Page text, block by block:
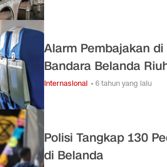
Alarm Pembajakan
Bandara Belanda
Internasional • 6 tahun yang lalu
Polisi Tangkap 130
di Belanda